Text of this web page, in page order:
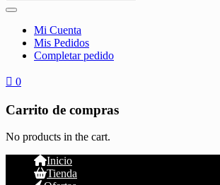
Mi Cuenta
Mis Pedidos
Completar pedido
0
Carrito de compras
No products in the cart.
Inicio
Tienda